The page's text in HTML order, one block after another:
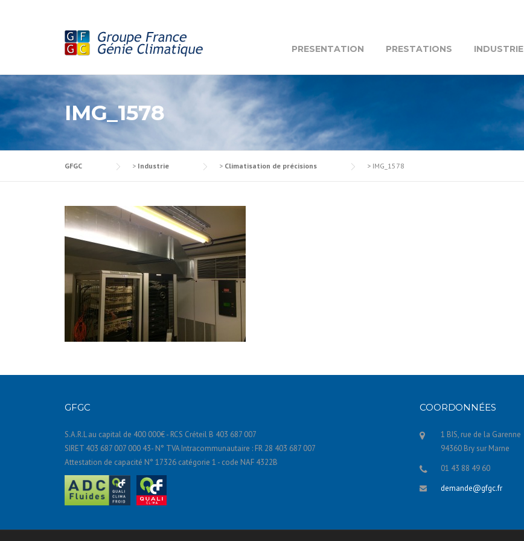
PRESENTATION PRESTATIONS INDUSTRIE
IMG_1578
GFGC > Industrie > Climatisation de précisions > IMG_1578
GFGC
S.A.R.L au capital de 400 000€ - RCS Créteil B 403 687 007
SIRET 403 687 007 000 43- N° TVA Intracommunautaire : FR 28 403 687 007
Attestation de capacité N° 17326 catégorie 1 - code NAF 4322B
COORDONNÉES
1 BIS, rue de la Garenne
94360 Bry sur Marne
01 43 88 49 60
demande@gfgc.fr